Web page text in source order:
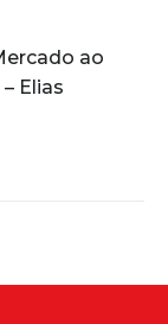
ao
Elias